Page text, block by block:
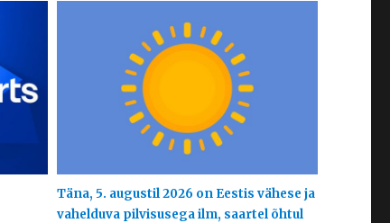
Täna, 5. augustil 2026 on Eestis vähese ja
vahelduva pilvisusega ilm, saartel õhtul